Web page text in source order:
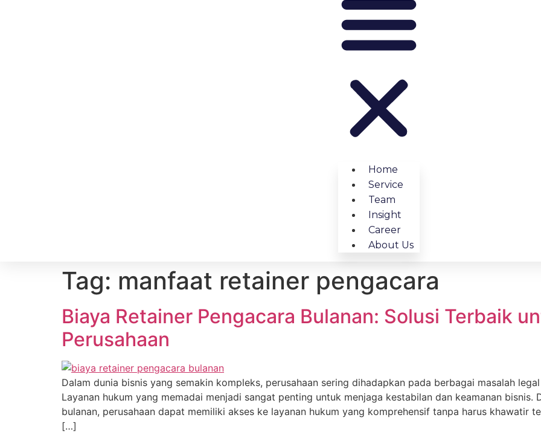
Home
Service
Team
Insight
Career
About Us
Tag: manfaat retainer pengacara
Biaya Retainer Pengacara Bulanan: Solusi Terbaik
Perusahaan
Dalam dunia bisnis yang semakin kompleks, perusahaan sering dihadapkan pada berbagai masalah
Layanan hukum yang memadai menjadi sangat penting untuk menjaga kestabilan dan keamanan bisnis.
bulanan, perusahaan dapat memiliki akses ke layanan hukum yang komprehensif tanpa harus khawatir
[…]